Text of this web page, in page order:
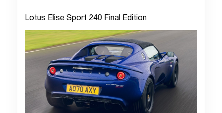
Lotus Elise Sport 240 Final Edition